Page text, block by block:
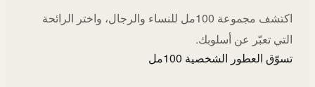
اكتشف مجموعة 100مل للنساء والرجال، واختر الرائحة
التي تعبّر عن أسلوبك.
تسوّق العطور الشخصية 100مل